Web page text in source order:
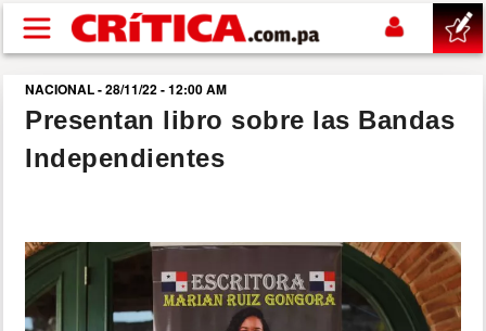
Pasar al contenido principal
buscar
SUCESOS
POLÍTICA
NACIONAL - 28/11/22 - 12:00 AM
Presentan libro sobre las Bandas
Independientes